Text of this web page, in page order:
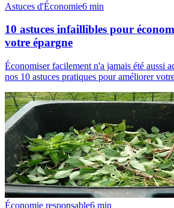
Astuces d'Économie6 min
10 astuces infaillibles pour
votre épargne
Économiser facilement n'a jamais été aussi
nos 10 astuces pratiques pour améliorer
Économie responsable6 min